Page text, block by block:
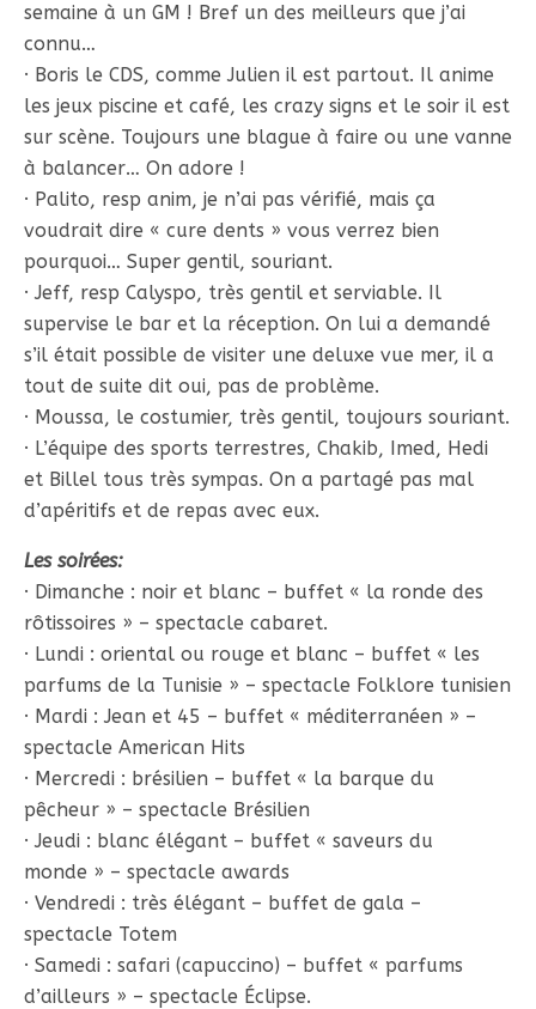
semaine à un GM ! Bref un des meilleurs que j’ai
connu…
· Boris le CDS, comme Julien il est partout. Il anime
les jeux piscine et café, les crazy signs et le soir il est
sur scène. Toujours une blague à faire ou une vanne
à balancer… On adore !
· Palito, resp anim, je n’ai pas vérifié, mais ça
voudrait dire « cure dents » vous verrez bien
pourquoi… Super gentil, souriant.
· Jeff, resp Calyspo, très gentil et serviable. Il
supervise le bar et la réception. On lui a demandé
s’il était possible de visiter une deluxe vue mer, il a
tout de suite dit oui, pas de problème.
· Moussa, le costumier, très gentil, toujours souriant.
· L’équipe des sports terrestres, Chakib, Imed, Hedi
et Billel tous très sympas. On a partagé pas mal
d’apéritifs et de repas avec eux.
Les soirées:
· Dimanche : noir et blanc – buffet « la ronde des
rôtissoires » – spectacle cabaret.
· Lundi : oriental ou rouge et blanc – buffet « les
parfums de la Tunisie » – spectacle Folklore tunisien
· Mardi : Jean et 45 – buffet « méditerranéen » –
spectacle American Hits
· Mercredi : brésilien – buffet « la barque du
pêcheur » – spectacle Brésilien
· Jeudi : blanc élégant – buffet « saveurs du
monde » – spectacle awards
· Vendredi : très élégant – buffet de gala –
spectacle Totem
· Samedi : safari (capuccino) – buffet « parfums
d’ailleurs » – spectacle Éclipse.